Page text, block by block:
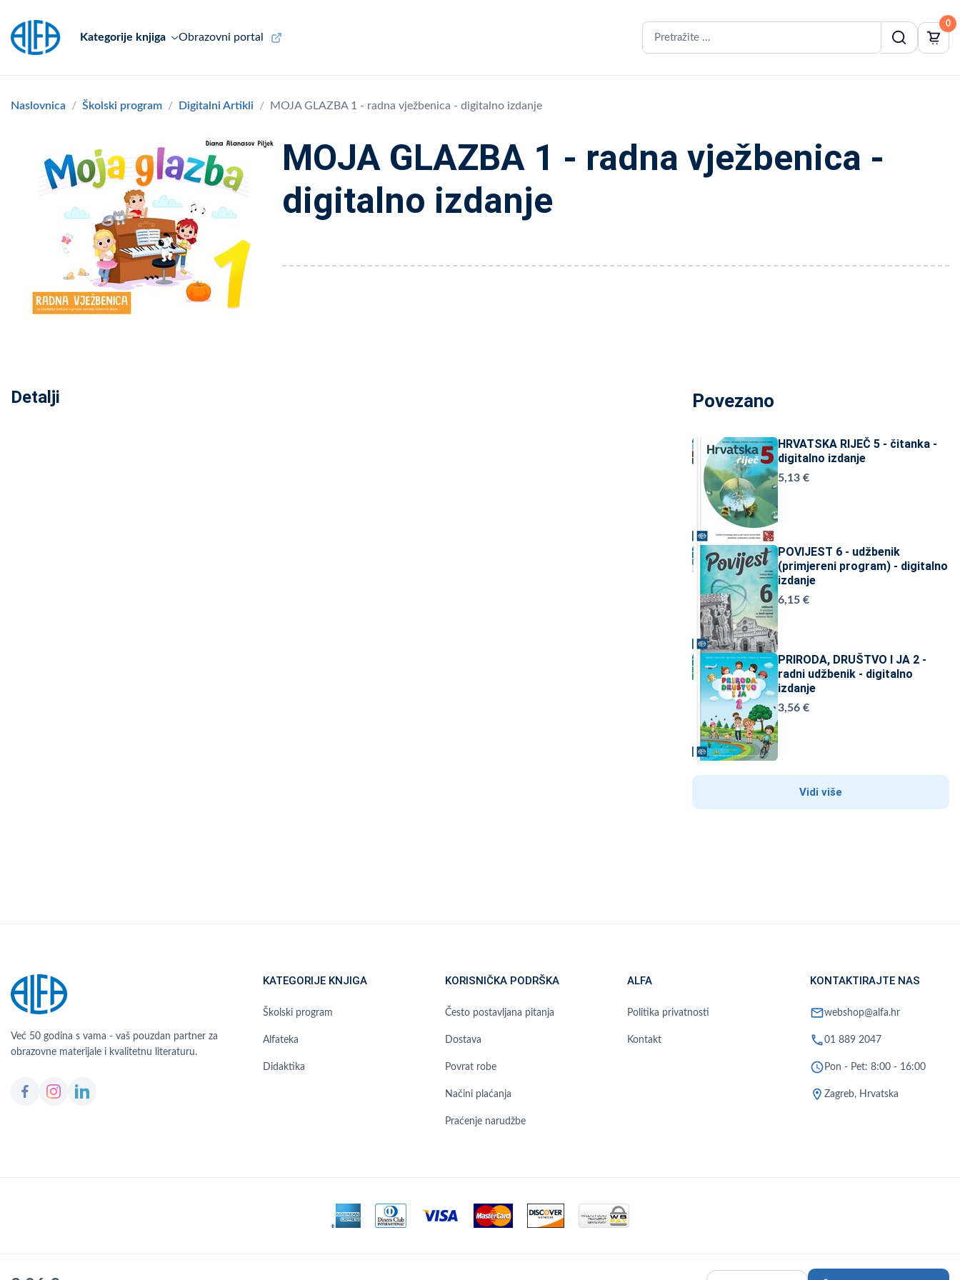
Kategorije knjiga Obrazovni portal
0
Naslovnica Školski program Digitalni Artikli MOJA GLAZBA 1 - radna vježbenica - digitalno izdanje
MOJA GLAZBA 1 - radna vježbenica -
digitalno izdanje
Detalji Povezano
HRVATSKA RIJEČ 5 - čitanka -
digitalno izdanje
5,13 €
POVIJEST 6 - udžbenik
(primjereni program) - digitalno
izdanje
6,15 €
PRIRODA, DRUŠTVO I JA 2 -
radni udžbenik - digitalno
izdanje
3,56 €
Vidi više
Već 50 godina s vama - vaš pouzdan partner za
obrazovne materijale i kvalitetnu literaturu.
KATEGORIJE KNJIGA
Školski program
Alfateka
Didaktika
KORISNIČKA PODRŠKA
Često postavljana pitanja
Dostava
Povrat robe
Načini plaćanja
Praćenje narudžbe
ALFA
Politika privatnosti
Kontakt
KONTAKTIRAJTE NAS
mailwebshop@alfa.hr
phone01 889 2047
schedule Pon - Pet: 8:00 - 16:00
location_on Zagreb, Hrvatska